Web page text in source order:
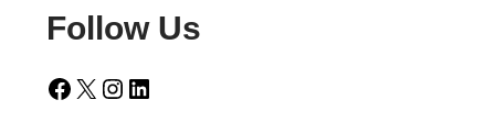
Follow Us
Facebook X Instagram LinkedIn